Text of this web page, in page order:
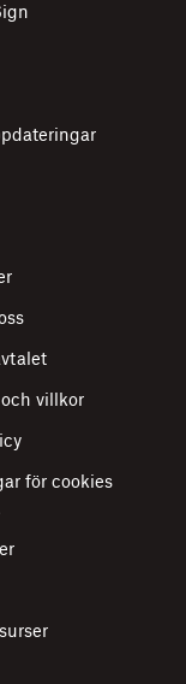
villkor
för cookies